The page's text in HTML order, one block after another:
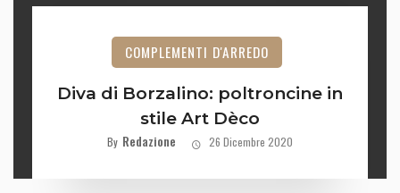
COMPLEMENTI D'ARREDO
Diva di Borzalino: poltroncine in
stile Art Dèco
By Redazione 26 Dicembre 2020